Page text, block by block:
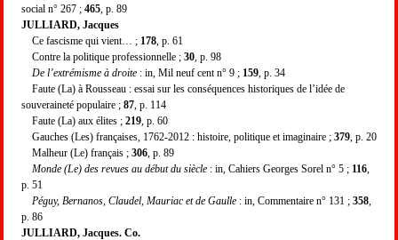
social n° 267 ; 465 , p. 89
JULLIARD, Jacques
Ce fascisme qui vient… ; 178 , p. 61
Contre la politique professionnelle ; 30 , p. 98
De l’extrémisme à droite : in, Mil neuf cent n° 9 ; 159 , p. 34
Faute (La) à Rousseau : essai sur les conséquences historiques de l’idée de
souveraineté populaire ; 87 , p. 114
Faute (La) aux élites ; 219 , p. 60
Gauches (Les) françaises, 1762-2012 : histoire, politique et imaginaire ; 379 , p. 20
Malheur (Le) français ; 306 , p. 89
Monde (Le) des revues au début du siècle : in, Cahiers Georges Sorel n° 5 ; 116
p. 51
Péguy, Bernanos, Claudel, Mauriac et de Gaulle : in, Commentaire n° 131 ; 358
p. 86
JULLIARD, Jacques. Co.